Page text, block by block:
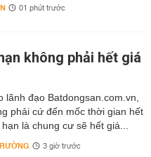
01 phút trước
không phải hết giá
lãnh đạo Batdongsan.com.vn,
phải cứ đến mốc thời gian hết
là chung cư sẽ hết giá...
3 giờ trước